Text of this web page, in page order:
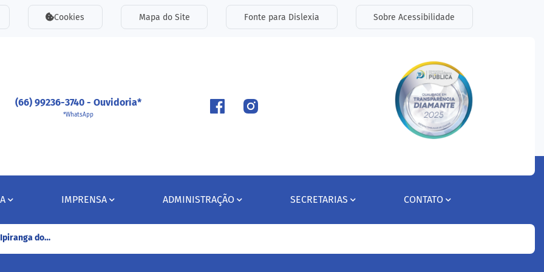
de acessibilidade
Cookies Mapa do Site Fonte para Dislexia Sobre Acessibilidade
(66) 99236-3740 - Ouvidoria*
*WhatsApp
IMPRENSA ADMINISTRAÇÃO SECRETARIAS CONTATO
do…